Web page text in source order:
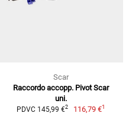
Scar
Raccordo accopp. Pivot Scar
uni.
PDVC 145,99 €2 116,79 €1